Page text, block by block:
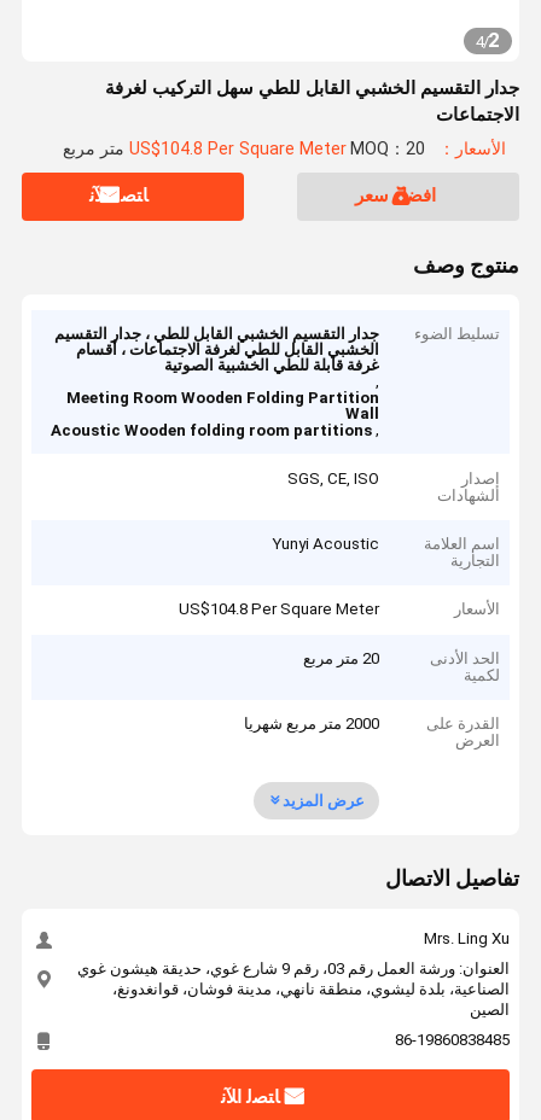
2
/
4
جدار التقسيم الخشبي القابل للطي سهل التركيب لغرفة
الاجتماعات
الأسعار：US$104.8 Per Square Meter MOQ：20 متر مربع
افضل سعر ﺎﺘﺼﻟ ﺍﻶﻧ
منتوج وصف
تسليط الضوء
جدار التقسيم الخشبي القابل للطي ، جدار التقسيم
الخشبي القابل للطي لغرفة الاجتماعات ، أقسام
غرفة قابلة للطي الخشبية الصوتية
,
Meeting Room Wooden Folding Partition
Wall
,
Acoustic Wooden folding room partitions
إصدار
الشهادات
SGS, CE, ISO
اسم العلامة
التجارية
Yunyi Acoustic
الأسعار US$104.8 Per Square Meter
الحد الأدنى
لكمية
20 متر مربع
القدرة على
العرض
2000 متر مربع شهريا
عرض المزيد
تفاصيل الاتصال
Mrs. Ling Xu
العنوان: ورشة العمل رقم 03، رقم 9 شارع غوي، حديقة هيشون غوي
الصناعية، بلدة ليشوي، منطقة نانهي، مدينة فوشان، قوانغدونغ،
الصين
86-19860838485
ﺎﺘﺼﻟ ﺍﻶﻧ